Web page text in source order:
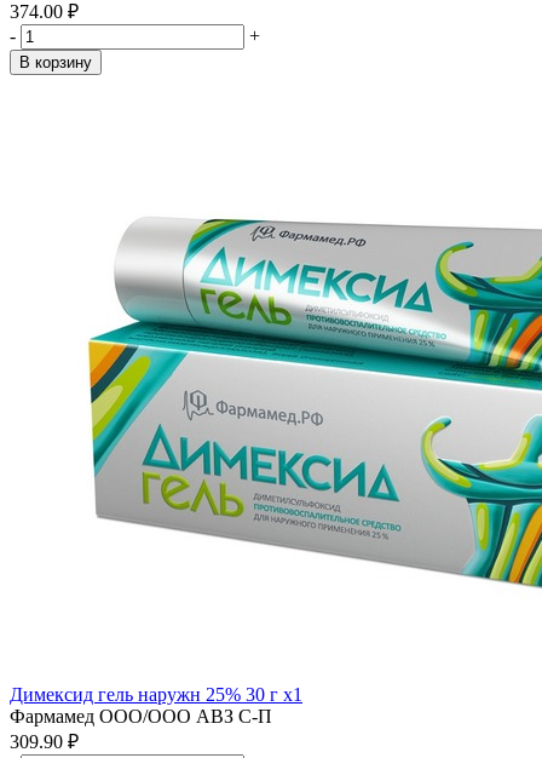
374.00 ₽
-
+
В корзину
Димексид гель наружн 25% 30 г x1
Фармамед ООО/ООО АВЗ С-П
309.90 ₽